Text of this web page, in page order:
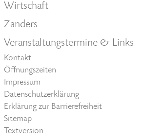
Wirtschaft
Zanders
Veranstaltungstermine & Links
Kontakt
Öffnungszeiten
Impressum
Datenschutzerklärung
Erklärung zur Barrierefreiheit
Sitemap
Textversion